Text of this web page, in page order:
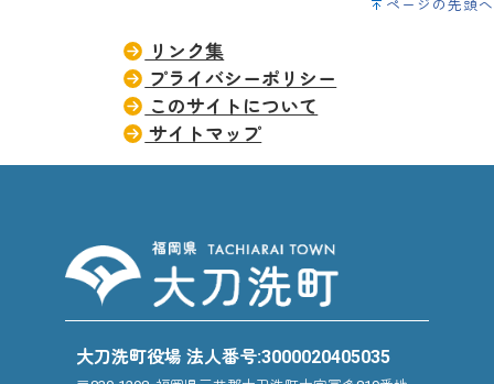
ページの先頭へ
リンク集
プライバシーポリシー
このサイトについて
サイトマップ
大刀洗町役場 法人番号:3000020405035